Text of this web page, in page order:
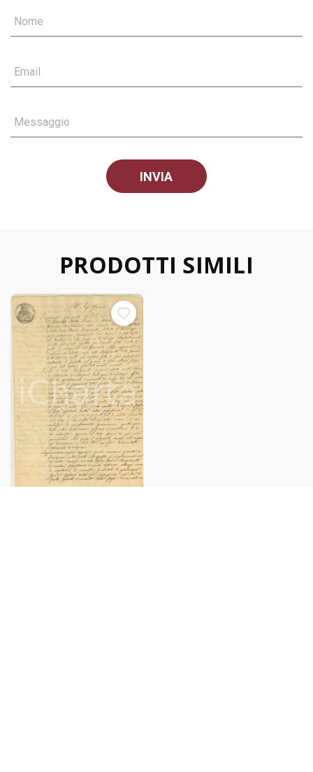
Nome
Email
Messaggio
PRODOTTI SIMILI